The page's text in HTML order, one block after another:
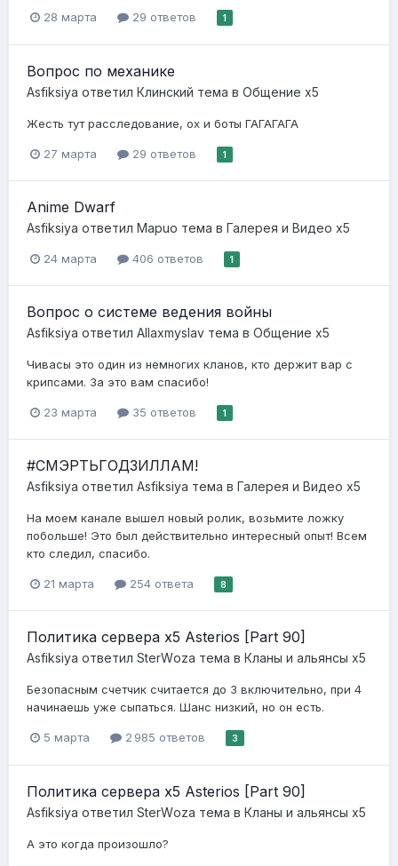
28 марта 29 ответов 1
Вопрос по механике
Asfiksiya ответил Клинский тема в Общение x5
Жесть тут расследование, ох и боты ГАГАГАГА
27 марта 29 ответов 1
Anime Dwarf
Asfiksiya ответил Mаpuo тема в Галерея и Видео x5
24 марта 406 ответов 1
Вопрос о системе ведения войны
Asfiksiya ответил Allaxmyslav тема в Общение x5
Чивасы это один из немногих кланов, кто держит вар с
крипсами. За это вам спасибо!
23 марта 35 ответов 1
#СМЭРТЬГОДЗИЛЛАМ!
Asfiksiya ответил Asfiksiya тема в Галерея и Видео x5
На моем канале вышел новый ролик, возьмите ложку
побольше! Это был действительно интересный опыт! Всем
кто следил, спасибо.
21 марта 254 ответа 8
Политика сервера x5 Asterios [Part 90]
Asfiksiya ответил StеrWоzа тема в Кланы и альянсы x5
Безопасным счетчик считается до 3 включительно, при 4
начинаешь уже сыпаться. Шанс низкий, но он есть.
5 марта 2 985 ответов 3
Политика сервера x5 Asterios [Part 90]
Asfiksiya ответил StеrWоzа тема в Кланы и альянсы x5
А это когда произошло?